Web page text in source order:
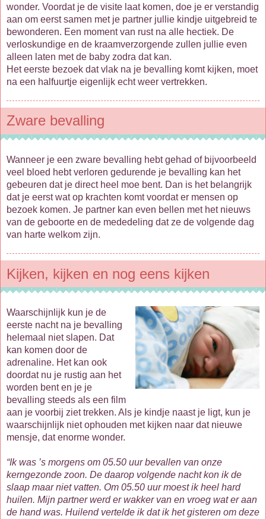
wonder. Voordat je de visite laat komen, doe je er verstandig
aan om eerst samen met je partner jullie kindje uitgebreid te
bewonderen. Een moment van rust na alle hectiek. De
verloskundige en de kraamverzorgende zullen jullie even
alleen laten met de baby zodra dat kan.
Het eerste bezoek dat vlak na je bevalling komt kijken, moet
na een halfuurtje eigenlijk echt weer vertrekken.
Zware bevalling
Wanneer je een zware bevalling hebt gehad of bijvoorbeeld
veel bloed hebt verloren gedurende je bevalling kan het
gebeuren dat je direct heel moe bent. Dan is het belangrijk
dat je eerst wat op krachten komt voordat er mensen op
bezoek komen. Je partner kan even bellen met het nieuws
van de geboorte en de mededeling dat ze de volgende dag
van harte welkom zijn.
Kijken, kijken en nog eens kijken
Waarschijnlijk kun je de
eerste nacht na je bevalling
helemaal niet slapen. Dat
kan komen door de
adrenaline. Het kan ook
doordat nu je rustig aan het
worden bent en je je
bevalling steeds als een film
aan je voorbij ziet trekken. Als je kindje naast je ligt, kun je
waarschijnlijk niet ophouden met kijken naar dat nieuwe
mensje, dat enorme wonder.
“Ik was ’s morgens om 05.50 uur bevallen van onze
kerngezonde zoon. De daarop volgende nacht kon ik de
slaap maar niet vatten. Om 05.50 uur moest ik heel hard
huilen. Mijn partner werd er wakker van en vroeg wat er aan
de hand was. Huilend vertelde ik dat ik het gisteren om deze